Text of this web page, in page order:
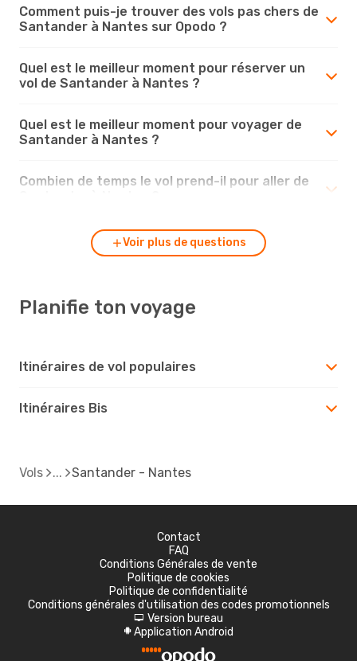
Comment puis-je trouver des vols pas chers de
Santander à Nantes sur Opodo ?
Quel est le meilleur moment pour réserver un
vol de Santander à Nantes ?
Quel est le meilleur moment pour voyager de
Santander à Nantes ?
Combien de temps le vol prend-il pour aller de
Voir plus de questions
Planifie ton voyage
Itinéraires de vol populaires
Itinéraires Bis
Vols Santander - Nantes
Contact
FAQ
Conditions Générales de vente
Politique de cookies
Politique de confidentialité
Conditions générales d'utilisation des codes promotionnels
d Version bureau
A Application Android